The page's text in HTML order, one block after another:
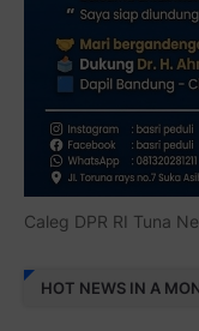
Caleg DPR RI Tuna
HOT NEWS IN A